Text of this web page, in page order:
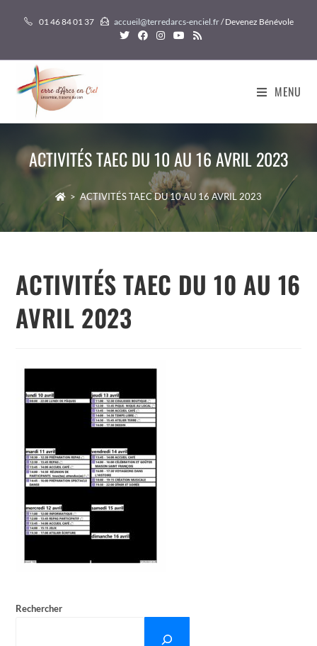
01 46 84 01 37 accueil@terredarcs-enciel.fr/ Devenez Bénévole
MENU
ACTIVITÉS TAEC DU 10 AU 16 AVRIL 2023
> ACTIVITÉS TAEC DU 10 AU 16 AVRIL 2023
ACTIVITÉS TAEC DU 10 AU 16
AVRIL 2023
Rechercher